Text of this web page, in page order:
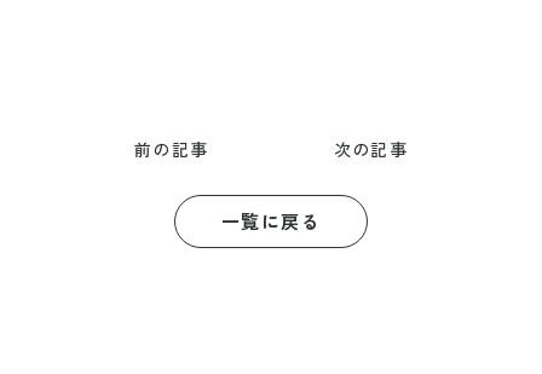
前の記事 次の記事
一覧に戻る